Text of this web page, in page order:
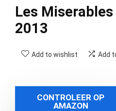
Les
2013
Add to wishlist Add
CONTROLEER OP
AMAZON